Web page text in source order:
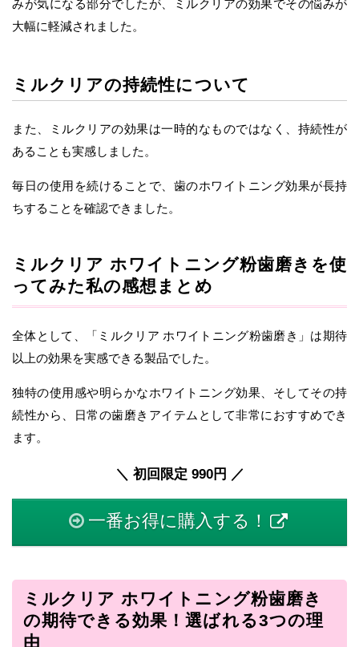
みが気になる部分でしたが、ミルクリアの効果でその悩みが
大幅に軽減されました。
ミルクリアの持続性について
また、ミルクリアの効果は一時的なものではなく、持続性が
あることも実感しました。
毎日の使用を続けることで、歯のホワイトニング効果が長持
ちすることを確認できました。
ミルクリア ホワイトニング粉歯磨きを使
ってみた私の感想まとめ
全体として、「ミルクリア ホワイトニング粉歯磨き」は期待
以上の効果を実感できる製品でした。
独特の使用感や明らかなホワイトニング効果、そしてその持
続性から、日常の歯磨きアイテムとして非常におすすめでき
ます。
＼ 初回限定 990円 ／
一番お得に購入する！
ミルクリア ホワイトニング粉歯磨き
の期待できる効果！選ばれる3つの理
由